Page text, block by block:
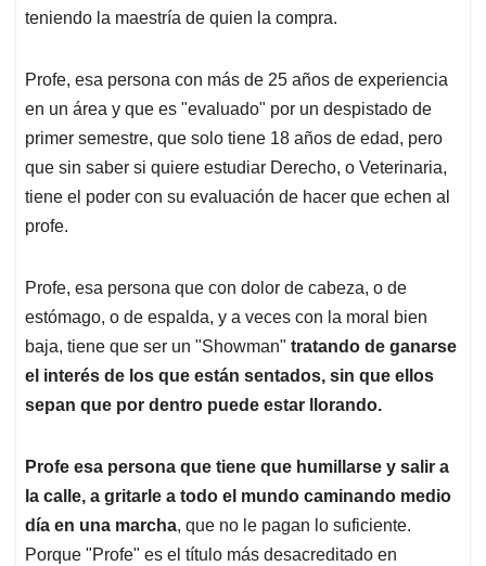
teniendo la maestría de quien la compra.
Profe, esa persona con más de 25 años de experiencia
en un área y que es "evaluado" por un despistado de
primer semestre, que solo tiene 18 años de edad, pero
que sin saber si quiere estudiar Derecho, o Veterinaria,
tiene el poder con su evaluación de hacer que echen al
profe.
Profe, esa persona que con dolor de cabeza, o de
estómago, o de espalda, y a veces con la moral bien
baja, tiene que ser un "Showman" tratando de ganarse
el interés de los que están sentados, sin que ellos
sepan que por dentro puede estar llorando.
Profe esa persona que tiene que humillarse y salir a
la calle, a gritarle a todo el mundo caminando medio
día en una marcha, que no le pagan lo suficiente.
Porque "Profe" es el título más desacreditado en